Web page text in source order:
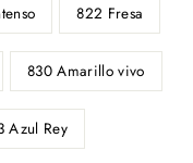
822 Fresa
830 Amarillo vivo
Azul Rey